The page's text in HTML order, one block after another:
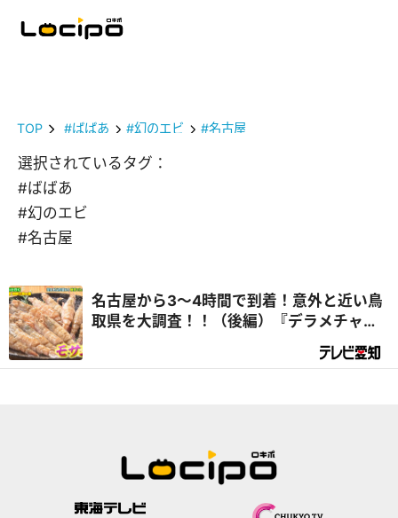
TOP #ばばあ #幻のエビ #名古屋
選択されているタグ：
#ばばあ
#幻のエビ
#名古屋
名古屋から3～4時間で到着！意外と近い鳥
取県を大調査！！（後編）『デラメチャ気